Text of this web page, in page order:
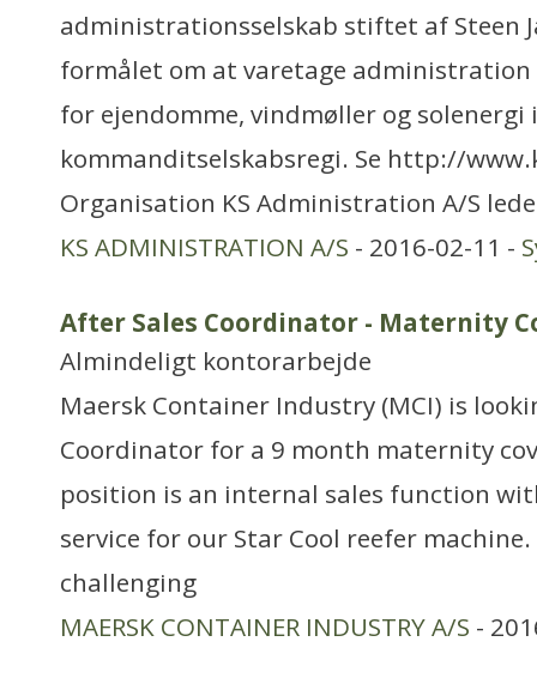
administrationsselskab stiftet af Steen
formålet om at varetage
for ejendomme, vindmøller og solenergi i
kommanditselskabsregi. Se http://
Organisation KS Administration A/S
KS ADMINISTRATION A/S - 2016-02-11 -
After Sales Coordinator - Maternity
Almindeligt kontorarbejde
Maersk Container Industry (MCI) is
Coordinator for a 9 month maternity
position is an internal sales function
service for our Star Cool reefer
challenging
MAERSK CONTAINER INDUSTRY A/S -